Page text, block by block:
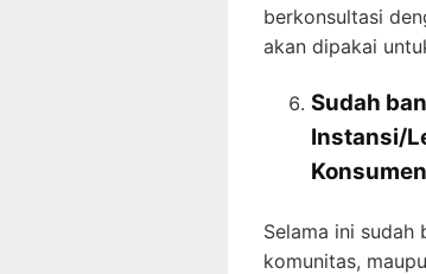
berkonsultasi
akan dipakai
Sudah
Instansi/
Konsumen
Selama ini sudah
komunitas,